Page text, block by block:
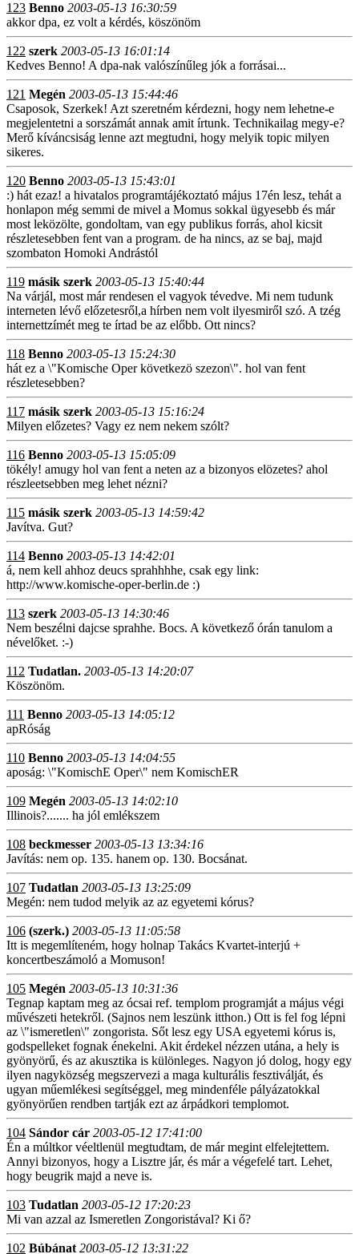
123 Benno 2003-05-13 16:30:59
akkor dpa, ez volt a kérdés, köszönöm
122 szerk 2003-05-13 16:01:14
Kedves Benno! A dpa-nak valószínűleg jók a forrásai...
121 Megén 2003-05-13 15:44:46
Csaposok, Szerkek! Azt szeretném kérdezni, hogy nem lehetne-e
megjelentetni a sorszámát annak amit írtunk. Technikailag megy-e?
Merő kíváncsiság lenne azt megtudni, hogy melyik topic milyen
sikeres.
120 Benno 2003-05-13 15:43:01
:) hát ezaz! a hivatalos programtájékoztató május 17én lesz, tehát a
honlapon még semmi de mivel a Momus sokkal ügyesebb és már
most leközölte, gondoltam, van egy publikus forrás, ahol kicsit
részletesebben fent van a program. de ha nincs, az se baj, majd
szombaton Homoki Andrástól
119 másik szerk 2003-05-13 15:40:44
Na várjál, most már rendesen el vagyok tévedve. Mi nem tudunk
interneten lévő előzetesről,a hírben nem volt ilyesmiről szó. A tzég
internettzímét meg te írtad be az előbb. Ott nincs?
118 Benno 2003-05-13 15:24:30
hát ez a \"Komische Oper következö szezon\". hol van fent
részletesebben?
117 másik szerk 2003-05-13 15:16:24
Milyen előzetes? Vagy ez nem nekem szólt?
116 Benno 2003-05-13 15:05:09
tökély! amugy hol van fent a neten az a bizonyos elözetes? ahol
részleetsebben meg lehet nézni?
115 másik szerk 2003-05-13 14:59:42
Javítva. Gut?
114 Benno 2003-05-13 14:42:01
á, nem kell ahhoz deucs sprahhhhe, csak egy link:
http://www.komische-oper-berlin.de :)
113 szerk 2003-05-13 14:30:46
Nem beszélni dajcse sprahhe. Bocs. A következő órán tanulom a
névelőket. :-)
112 Tudatlan. 2003-05-13 14:20:07
Köszönöm.
111 Benno 2003-05-13 14:05:12
apRóság
110 Benno 2003-05-13 14:04:55
aposág: \"KomischE Oper\" nem KomischER
109 Megén 2003-05-13 14:02:10
Illinois?....... ha jól emlékszem
108 beckmesser 2003-05-13 13:34:16
Javítás: nem op. 135. hanem op. 130. Bocsánat.
107 Tudatlan 2003-05-13 13:25:09
Megén: nem tudod melyik az az egyetemi kórus?
106 (szerk.) 2003-05-13 11:05:58
Itt is megemlíteném, hogy holnap Takács Kvartet-interjú +
koncertbeszámoló a Momuson!
105 Megén 2003-05-13 10:31:36
Tegnap kaptam meg az ócsai ref. templom programját a május végi
művészeti hetekről. (Sajnos nem leszünk itthon.) Ott is fel fog lépni
az \"ismeretlen\" zongorista. Sőt lesz egy USA egyetemi kórus is,
godspelleket fognak énekelni. Akit érdekel nézzen utána, a hely is
gyönyörű, és az akusztika is különleges. Nagyon jó dolog, hogy egy
ilyen nagyközség megszervezi a maga kulturális fesztiválját, és
ugyan műemlékesi segítséggel, meg mindenféle pályázatokkal
gyönyörűen rendben tartják ezt az árpádkori templomot.
104 Sándor cár 2003-05-12 17:41:00
Én a múltkor véeltlenül megtudtam, de már megint elfelejtettem.
Annyi bizonyos, hogy a Lisztre jár, és már a végefelé tart. Lehet,
hogy beugrik majd a neve is.
103 Tudatlan 2003-05-12 17:20:23
Mi van azzal az Ismeretlen Zongoristával? Ki ő?
102 Búbánat 2003-05-12 13:31:22